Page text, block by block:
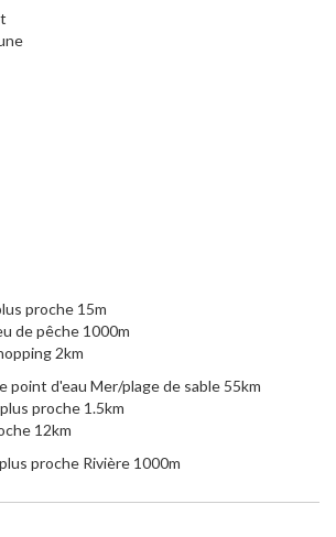
proche 15m
de pêche 1000m
2km
point d'eau Mer/plage de sable 55km
proche 1.5km
12km
proche Rivière 1000m